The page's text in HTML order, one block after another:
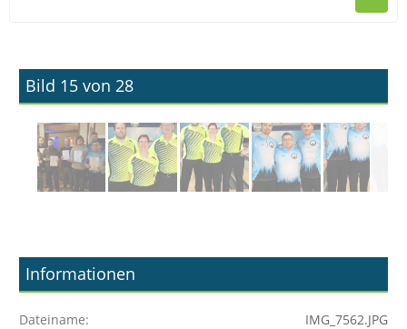
Bild 15 von 28
Informationen
Dateiname
IMG_7562.JPG